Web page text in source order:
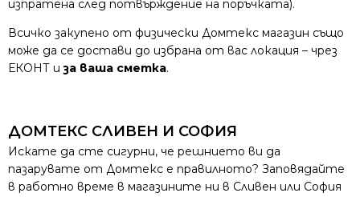
изпратена след потвърждение на поръчката).
Всичко закупено от физически Домтекс магазин също
може да се достави до избрана от вас локация – чрез
ЕКОНТ иза ваша сметка.
ДОМТЕКС СЛИВЕН И СОФИЯ
Искате да сте сигурни, че решнието ви да
пазарувате от Домтекс е правилното? Заповядайте
в работно време в магазините ни в Сливен или София